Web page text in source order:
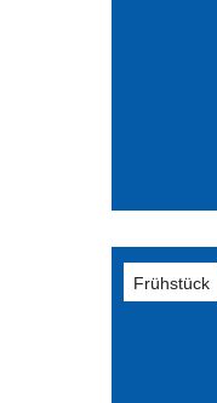
Frühstück